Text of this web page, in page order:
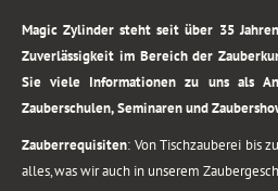
Magic Zylinder steht seit über 35
Zuverlässigkeit im Bereich der
Sie viele Informationen zu uns als
Zauberschulen, Seminaren und
Zauberrequisiten: Von Tischzauberei bis
alles, was wir auch in unserem